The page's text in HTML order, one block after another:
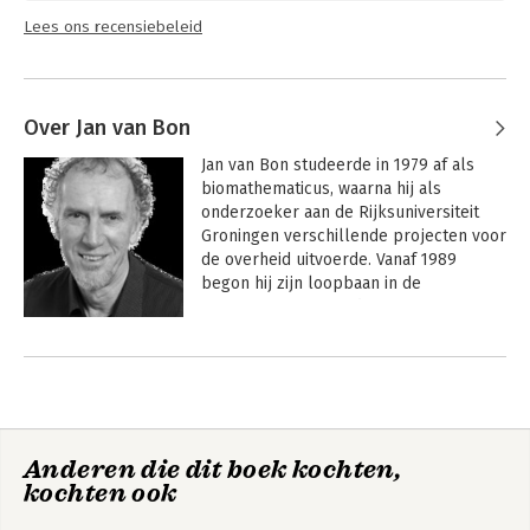
Lees ons recensiebeleid
Over Jan van Bon
Jan van Bon studeerde in 1979 af als
biomathematicus, waarna hij als
onderzoeker aan de Rijksuniversiteit
Groningen verschillende projecten voor
de overheid uitvoerde. Vanaf 1989
begon hij zijn loopbaan in de
Telecom (IPW) en Unisource
betrokken bij de ontwikkeling en
van IT-management. In 1993 was hij één
Andere boeken door Jan van Bon
Anderen die dit boek kochten,
kochten ook